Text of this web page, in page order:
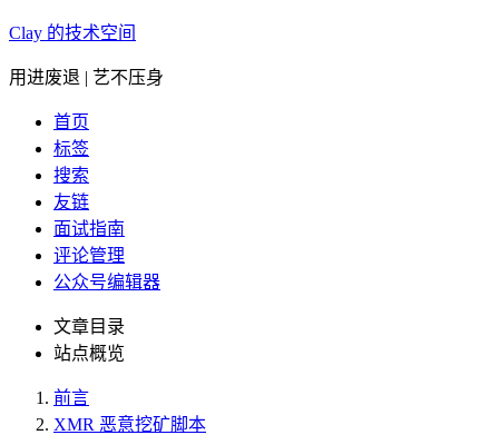
Clay 的技术空间
用进废退 | 艺不压身
首页
标签
搜索
友链
面试指南
评论管理
公众号编辑器
文章目录
站点概览
前言
XMR 恶意挖矿脚本